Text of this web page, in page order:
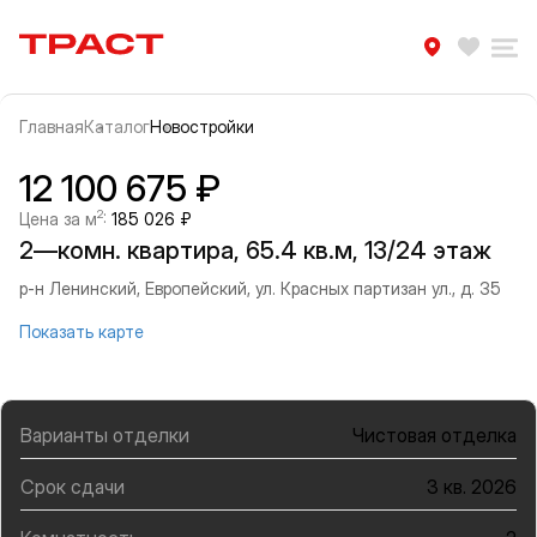
Траст | Служба недвижимости
ГлавнаяКаталогНовостройки
Информация об объекте
Галерея
12 100 675 ₽
Цена за м2: 185 026 ₽
2—комн. квартира, 65.4 кв.м, 13/24 этаж
р-н Ленинский, Европейский, ул. Красных партизан ул., д. 35
Показать карте
Варианты отделки Чистовая отделка
Срок сдачи 3 кв. 2026